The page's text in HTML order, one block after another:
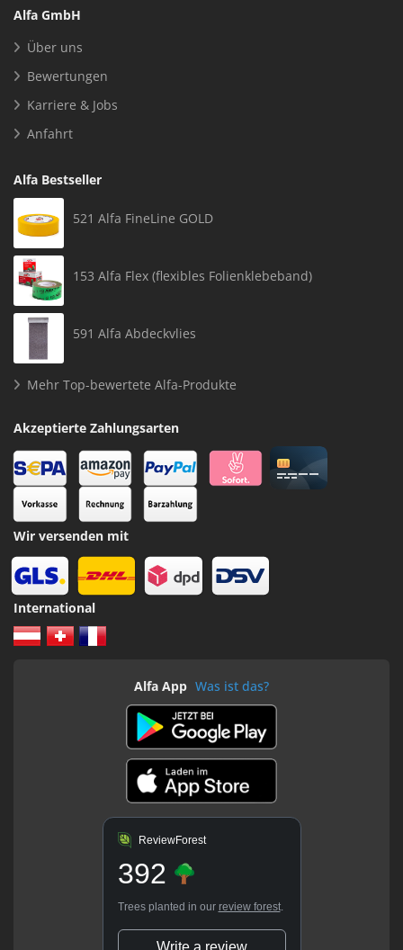
Alfa GmbH
Über uns
Bewertungen
Karriere & Jobs
Anfahrt
Alfa Bestseller
521 Alfa FineLine GOLD
153 Alfa Flex (flexibles Folienklebeband)
591 Alfa Abdeckvlies
Mehr Top-bewertete Alfa-Produkte
Akzeptierte Zahlungsarten
Wir versenden mit
International
Alfa App Was ist das?
ReviewForest
392
Trees planted in our review forest.
Write a review